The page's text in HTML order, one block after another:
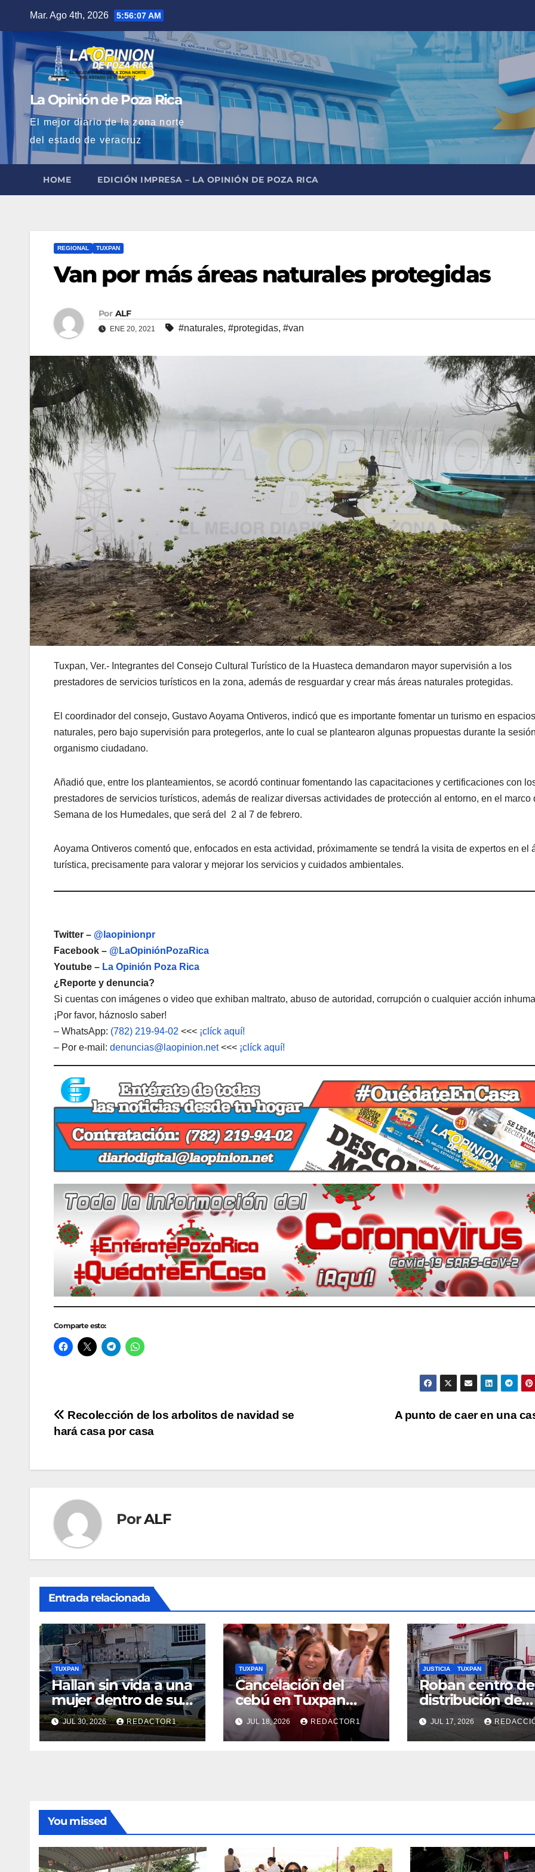
contenido
Mar. Ago 4th, 2026 5:56:08 AM
La Opinión de Poza Rica
El mejor diario de la zona norte
del estado de veracruz
HOME EDICIÓN IMPRESA – LA OPINIÓN DE POZA RICA
REGIONAL TUXPAN
Van por más áreas naturales protegidas
Por ALF
ENE 20, 2021 #naturales, #protegidas, #van
Tuxpan, Ver.- Integrantes del Consejo Cultural Turístico de la Huasteca demandaron mayor supervisión a los
prestadores de servicios turísticos en la zona, además de resguardar y crear más áreas naturales protegidas.
El coordinador del consejo, Gustavo Aoyama Ontiveros, indicó que es importante fomentar un turismo en espacios
naturales, pero bajo supervisión para protegerlos, ante lo cual se plantearon algunas propuestas durante la
organismo ciudadano.
Añadió que, entre los planteamientos, se acordó continuar fomentando las capacitaciones y certificaciones con
prestadores de servicios turísticos, además de realizar diversas actividades de protección al entorno, en el marco
Semana de los Humedales, que será del 2 al 7 de febrero.
Aoyama Ontiveros comentó que, enfocados en esta actividad, próximamente se tendrá la visita de expertos en el
turística, precisamente para valorar y mejorar los servicios y cuidados ambientales.
Twitter – @laopinionpr
Facebook – @LaOpiniónPozaRica
Youtube – La Opinión Poza Rica
¿Reporte y denuncia?
Si cuentas con imágenes o video que exhiban maltrato, abuso de autoridad, corrupción o cualquier acción
¡Por favor, háznoslo saber!
– WhatsApp: (782) 219-94-02 <<< ¡clíck aquí!
– Por e-mail: denuncias@laopinion.net<<< ¡clíck aquí!
Comparte esto:
Navegación
entradas
A punto de caer en una
Recolección de los arbolitos de navidad se
hará casa por casa
PorALF
Entrada relacionada
TUXPAN
Hallan sin vida a una
mujer dentro de su
vivienda
JUL 30, 2026 REDACTOR1
TUXPAN
Cancelación del
cebú en Tuxpan
toma por sorpresa a
Nahle
JUL 18, 2026 REDACTOR1
JUSTICIA TUXPAN
Roban centro de
distribución de
zapatería en
centro
JUL 17, 2026
You missed